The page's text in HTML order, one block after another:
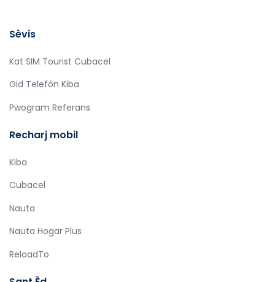
Sèvis
Kat SIM Tourist Cubacel
Gid Telefòn Kiba
Pwogram Referans
Recharj mobil
Kiba
Cubacel
Nauta
Nauta Hogar Plus
ReloadTo